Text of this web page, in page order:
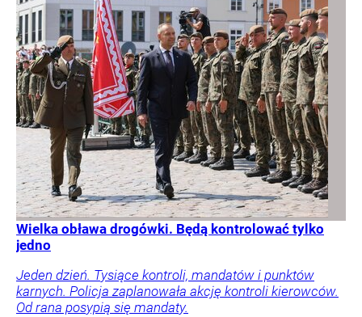
Wielka obława drogówki. Będą kontrolować tylko
jedno
Jeden dzień. Tysiące kontroli, mandatów i punktów
karnych. Policja zaplanowała akcję kontroli kierowców.
Od rana posypią się mandaty.